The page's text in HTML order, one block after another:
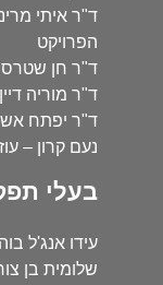
ד"ר איתי
הפרויקט
ד"ר חן שטרס
ד"ר מוריה
ד"ר יפתח
נעם קרון –
בעלי
עידו אנג'ל
שלומית בן